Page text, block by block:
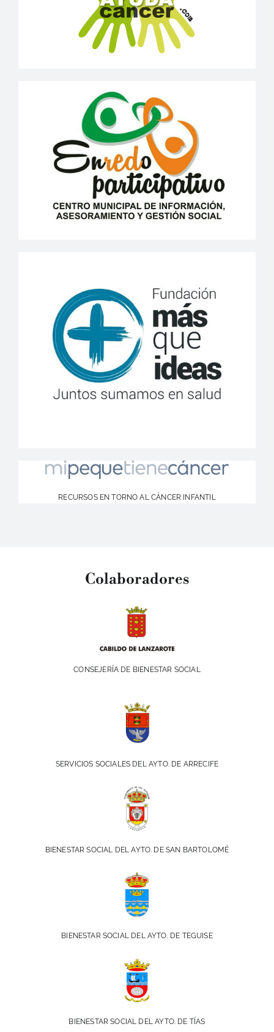
RECURSOS EN TORNO AL CÁNCER INFANTIL
Colaboradores
CONSEJERÍA DE BIENESTAR SOCIAL
SERVICIOS SOCIALES DEL AYTO. DE ARRECIFE
BIENESTAR SOCIAL DEL AYTO. DE SAN BARTOLOMÉ
BIENESTAR SOCIAL DEL AYTO. DE TEGUISE
BIENESTAR SOCIAL DEL AYTO. DE TÍAS